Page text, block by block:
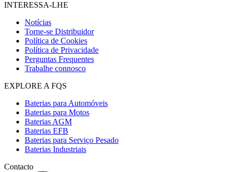
INTERESSA-LHE
Notícias
Torne-se Distribuidor
Política de Cookies
Política de Privacidade
Perguntas Frequentes
Trabalhe connosco
EXPLORE A FQS
Baterias para Automóveis
Baterias para Motos
Baterias AGM
Baterias EFB
Baterias para Serviço Pesado
Baterias Industriais
Contacto